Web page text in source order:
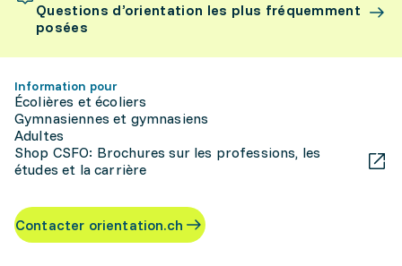
Questions d’orientation les plus fréquemment
posées
Information pour
Écolières et écoliers
Gymnasiennes et gymnasiens
Adultes
Shop CSFO: Brochures sur les professions, les
études et la carrière
Contacter orientation.ch